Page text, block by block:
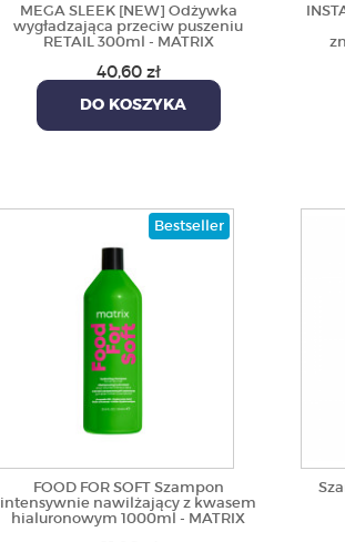
MEGA SLEEK [NEW] Odżywka
wygładzająca przeciw puszeniu
RETAIL 300ml - MATRIX
40,60 zł
DO KOSZYKA
Bestseller
FOOD FOR SOFT Szampon
intensywnie nawilżający z kwasem
hialuronowym 1000ml - MATRIX